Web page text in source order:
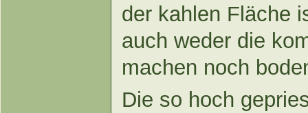
der kahlen Fläche
auch weder die
machen noch
Die so hoch